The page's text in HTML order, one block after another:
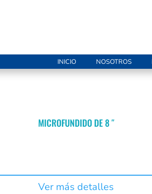
INICIO NOSOTROS
MICROFUNDIDO DE 8 ″
Ver más detalles